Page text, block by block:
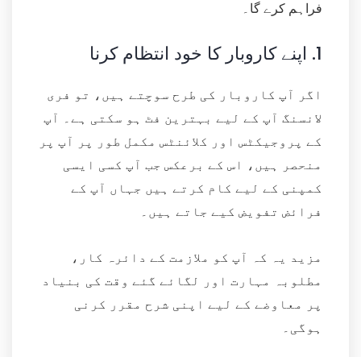
فراہم کرے گا۔
1. اپنے کاروبار کا خود انتظام کرنا
اگر آپ کاروبار کی طرح سوچتے ہیں، تو فری
لانسنگ آپ کے لیے بہترین فٹ ہو سکتی ہے۔ آپ
کے پروجیکٹس اور کلائنٹس مکمل طور پر آپ پر
منحصر ہیں، اس کے برعکس جب آپ کسی ایسی
کمپنی کے لیے کام کرتے ہیں جہاں آپ کے
فرائض تفویض کیے جاتے ہیں۔
مزید یہ کہ آپ کو ملازمت کے دائرہ کار،
مطلوبہ مہارت اور لگائے گئے وقت کی بنیاد
پر معاوضے کے لیے اپنی شرح مقرر کرنی
ہوگی۔